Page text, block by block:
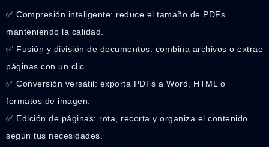
✅ Compresión inteligente: reduce el tamaño de PDFs
manteniendo la calidad.
✅ Fusión y división de documentos: combina archivos o extrae
páginas con un clic.
✅ Conversión versátil: exporta PDFs a Word, HTML o
formatos de imagen.
✅ Edición de páginas: rota, recorta y organiza el contenido
según tus necesidades.